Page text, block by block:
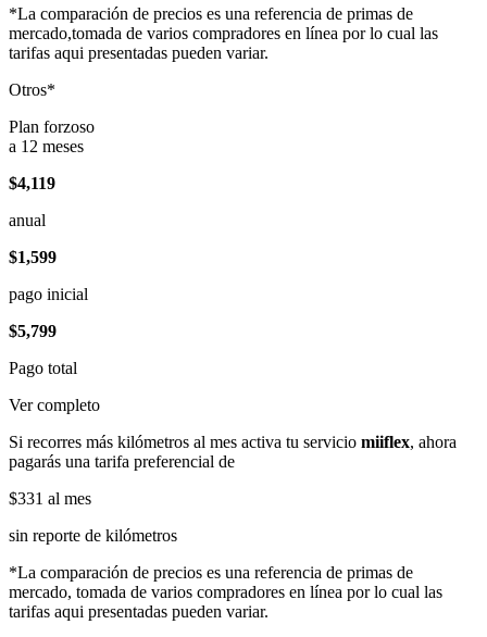
*La comparación de precios es una referencia de primas de
mercado,tomada de varios compradores en línea por lo cual las
tarifas aqui presentadas pueden variar.
Otros*
Plan forzoso
a 12 meses
$4,119
anual
$1,599
pago inicial
$5,799
Pago total
Ver completo
Si recorres más kilómetros al mes activa tu servicio miiflex, ahora
pagarás una tarifa preferencial de
$331 al mes
sin reporte de kilómetros
*La comparación de precios es una referencia de primas de
mercado, tomada de varios compradores en línea por lo cual las
tarifas aqui presentadas pueden variar.